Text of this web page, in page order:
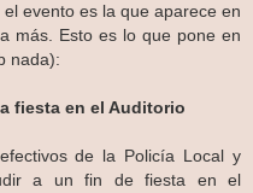
evento es la que aparece en
más. Esto es lo que pone en
nada):
fiesta en el Auditorio
de la Policía Local y
a un fin de fiesta en el